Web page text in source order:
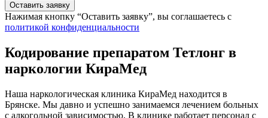
Оставить заявку
Нажимая кнопку “Оставить заявку”, вы соглашаетесь с
политикой конфиденциальности
Кодирование препаратом Тетлонг в
наркологии КираМед
Наша наркологическая клиника КираМед находится в
Брянске. Мы давно и успешно занимаемся лечением больных
с алкогольной зависимостью. В клинике работает персонал с